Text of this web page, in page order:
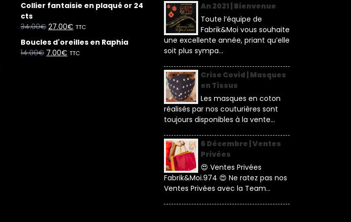
Collier fantaisie en plaqué or 24
cts
34.00€ 27.00€ TTC
Boucles d'oreilles en Raphia
14.00€ 7.00€ TTC
An 2021 | Bienvenue
Toute l’équipe de
Fabrik&Moi vous souhaite
une excellente année, priant qu’elle
soit plus sympa...
Crise Covid | Masques
en Tissus
Les masques en coton
réalisés par nos couturières sont
toujours disponibles à la vente...
6 Décembre | Ventes
Privées
😍 Ventes Privées
Fabrik&Moi.974 😍 Ne ratez pas nos
Ventes Privées avec la Team...